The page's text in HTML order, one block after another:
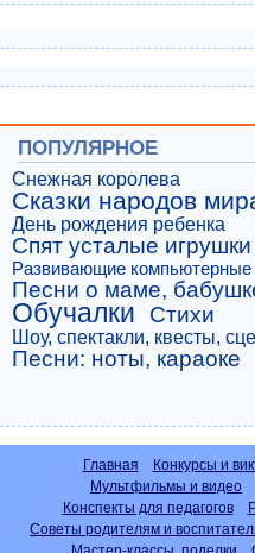
ПОПУЛЯРНОЕ
Снежная королева
Сказки народов
День рождения ребенка
Спят усталые игрушки
Развивающие компьютерные
Песни о маме,
Обучалки Стихи
Шоу, спектакли, квесты,
Песни: ноты, караоке
Главная Конкурсы и
Мультфильмы и видео
Конспекты для педагогов
Советы родителям и